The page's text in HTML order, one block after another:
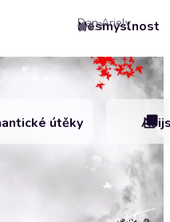
Nesmyslnost
Dan Ariely
4.3
útěky